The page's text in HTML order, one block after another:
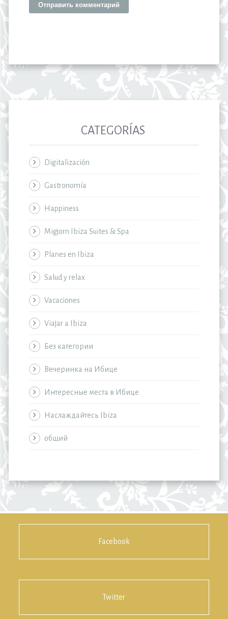
CATEGORÍAS
Digitalización
Gastronomía
Happiness
Migjorn Ibiza Suites & Spa
Planes en Ibiza
Salud y relax
Vacaciones
Viajar a Ibiza
Без категории
Вечеринка на Ибице
Интересные места в Ибице
Наслаждайтесь Ibiza
общий
Facebook
Twitter